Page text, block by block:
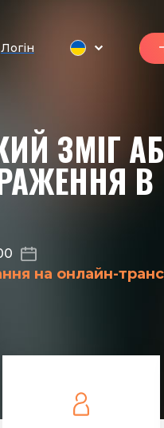
Логін
ЗМІГ
В
на онлайн-